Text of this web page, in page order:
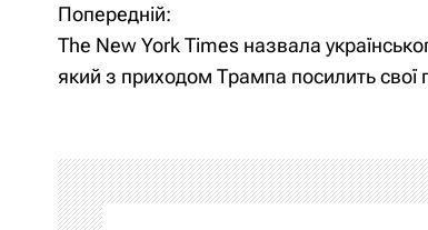
Н
а
і
г
Попередній:
The New York Times назвала
який з приходом Трампа посилить свої